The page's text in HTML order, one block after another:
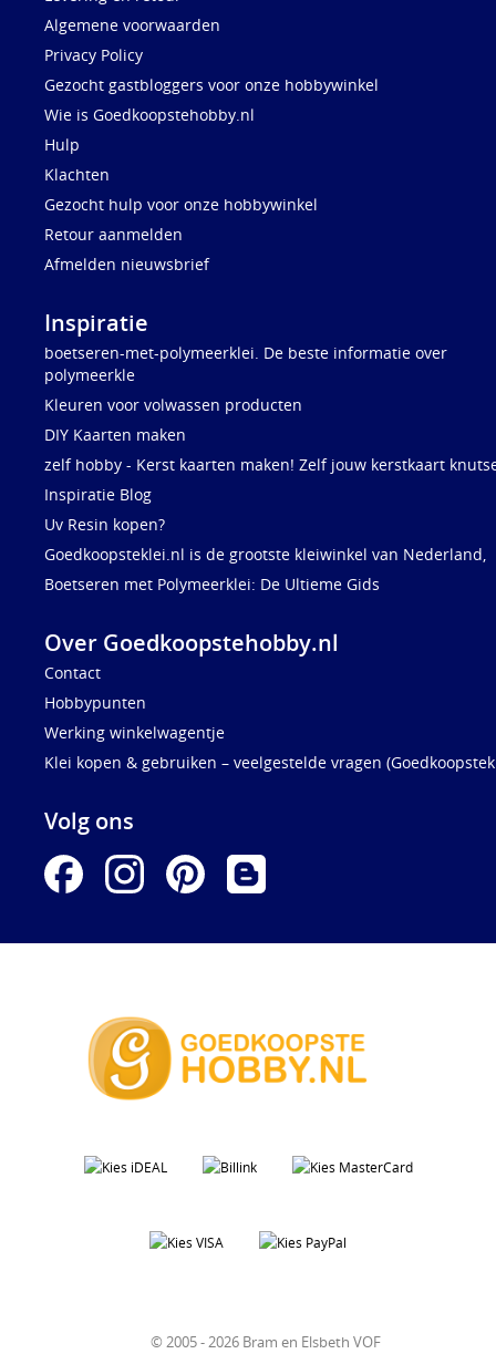
Algemene voorwaarden
Privacy Policy
Gezocht gastbloggers voor onze hobbywinkel
Wie is Goedkoopstehobby.nl
Hulp
Klachten
Gezocht hulp voor onze hobbywinkel
Retour aanmelden
Afmelden nieuwsbrief
Inspiratie
boetseren-met-polymeerklei. De beste informatie over
polymeerkle
Kleuren voor volwassen producten
DIY Kaarten maken
zelf hobby - Kerst kaarten maken! Zelf jouw kerstkaart
Inspiratie Blog
Uv Resin kopen?
Goedkoopsteklei.nl is de grootste kleiwinkel van Nederland,
Boetseren met Polymeerklei: De Ultieme Gids
Over Goedkoopstehobby.nl
Contact
Hobbypunten
Werking winkelwagentje
Klei kopen & gebruiken – veelgestelde vragen
Volg ons
© 2005 - 2026 Bram en Elsbeth VOF